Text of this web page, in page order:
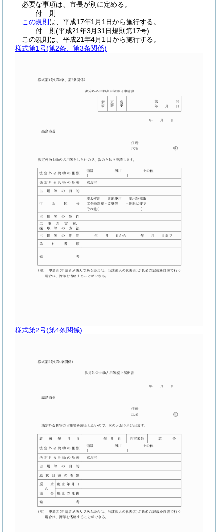
必要な事項は、市長が別に定める。
付 則
この規則 は、平成17年1月1日から施行する。
付 則(平成21年3月31日規則第17号)
この規則は、平成21年4月1日から施行する。
様式第1号(第2条、第3条関係)
様式第2号(第4条関係)